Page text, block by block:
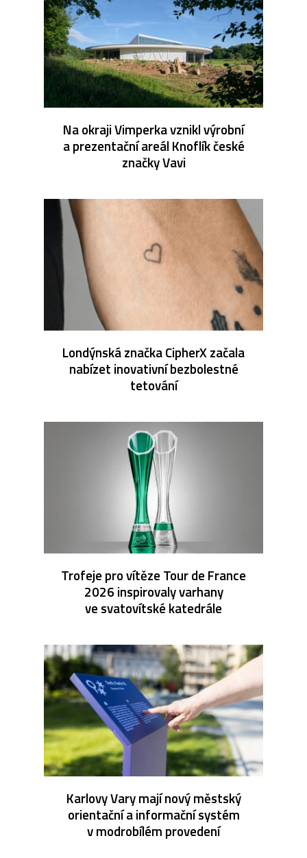
Na okraji Vimperka vznikl výrobní
a prezentační areál Knoflík české
značky Vavi
Londýnská značka CipherX začala
nabízet inovativní bezbolestné
tetování
Trofeje pro vítěze Tour de France
2026 inspirovaly varhany
ve svatovítské katedrále
Karlovy Vary mají nový městský
orientační a informační systém
v modrobílém provedení